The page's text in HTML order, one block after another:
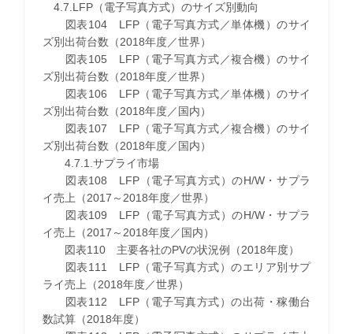
4.7.LFP（電子写真方式）のサイズ別動向
図表104 LFP（電子写真方式／単体機）のサイ
ズ別出荷台数（2018年度／世界）
図表105 LFP（電子写真方式／複合機）のサイ
ズ別出荷台数（2018年度／世界）
図表106 LFP（電子写真方式／単体機）のサイ
ズ別出荷台数（2018年度／国内）
図表107 LFP（電子写真方式／複合機）のサイ
ズ別出荷台数（2018年度／国内）
4.7.1.サプライ市場
図表108 LFP（電子写真方式）のH/W・サプラ
イ売上（2017～2018年度／世界）
図表109 LFP（電子写真方式）のH/W・サプラ
イ売上（2017～2018年度／国内）
図表110 主要各社のPVの状況例（2018年度）
図表111 LFP（電子写真方式）のエリア別サプ
ライ売上（2018年度／世界）
図表112 LFP（電子写真方式）の出荷・稼働台
数試算（2018年度）